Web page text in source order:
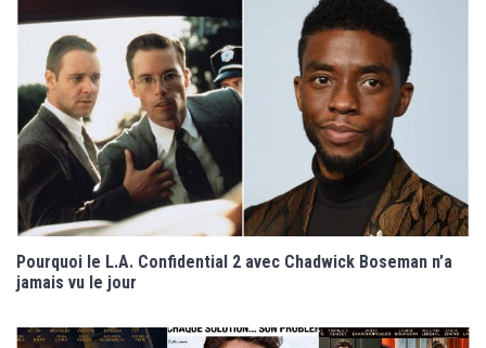
Pourquoi le L.A. Confidential 2 avec Chadwick Boseman n’a
jamais vu le jour